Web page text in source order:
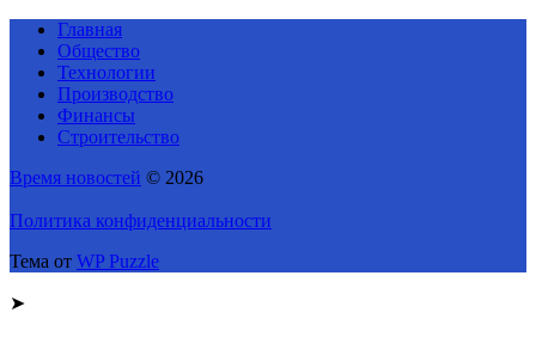
Главная
Общество
Технологии
Производство
Финансы
Строительство
Время новостей © 2026
Политика конфиденциальности
Тема от WP Puzzle
➤